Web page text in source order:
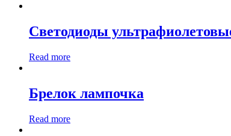
Светодиоды
Read more
Брелок лампочка
Read more